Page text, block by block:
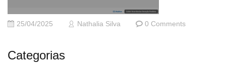
25/04/2025 Nathalia Silva 0 Comments
Categorias